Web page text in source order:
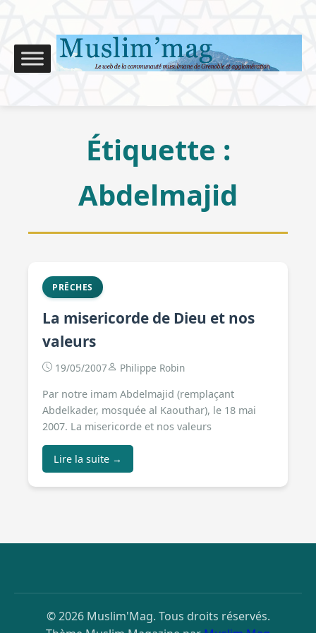
Étiquette :
Abdelmajid
PRÊCHES
La misericorde de Dieu et nos
valeurs
19/05/2007
Philippe Robin
Par notre imam Abdelmajid (remplaçant
Abdelkader, mosquée al Kaouthar), le 18 mai
2007. La misericorde et nos valeurs
Lire la suite →
© 2026 Muslim'Mag. Tous droits réservés.